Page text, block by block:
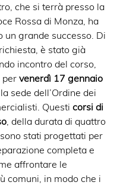
che si terrà presso la
Rossa di Monza, ha
un grande successo. Di
è stato già
incontro del corso,
per venerdì 17 gennaio
sede dell’Ordine dei
Questi corsi di
, della durata di quattro
stati progettati per
completa e
affrontare le
comuni, in modo che i